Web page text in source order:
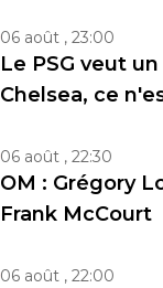
06 août , 23:00
Le PSG veut
Chelsea, ce
06 août , 22:30
OM : Grégory
Frank McCourt
06 août , 22:00